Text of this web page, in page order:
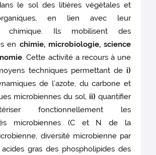
le sol des litières végétales et
en lien avec leur
chimique. Ils mobilisent des
en chimie, microbiologie, science
. Cette activité a recours à une
techniques permettant de i)
de l’azote, du carbone et
microbiennes du sol, ii) quantifier
fonctionnellement les
microbiennes (C et N de la
diversité microbienne par
gras des phospholipides des